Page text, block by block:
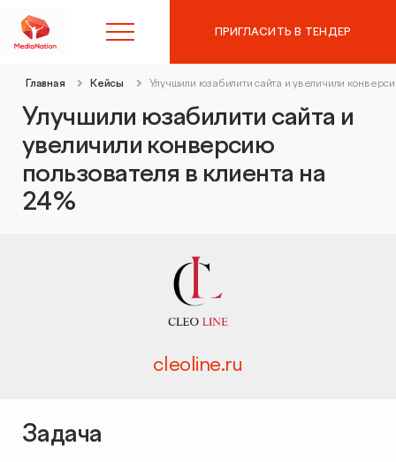
Контекстная реклама в
Яндекс.Директ
Вывод сайта из-под фильтров и санкций
SEO-продвижение в вашей тематике
Таргетированная реклама
SMM
Аудит веб-аналитики
Продвижение мобильных
приложений
8 (495) 215-10-97
ПРИГЛАСИТЬ В ТЕНДЕР
Главная Кейсы Улучшили юзабилити сайта и увеличили
Улучшили юзабилити сайта и
увеличили конверсию
пользователя в клиента на
24%
cleoline.ru
Задача